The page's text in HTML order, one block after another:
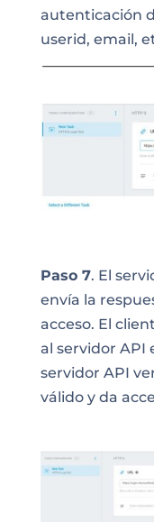
autenticación
userid, email,
Paso 7. El
envía la
acceso. El
al servidor API
servidor API
válido y da